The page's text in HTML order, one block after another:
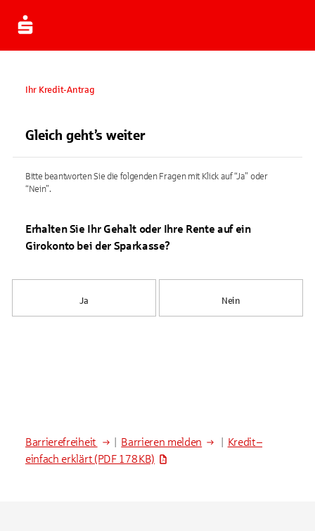
Ihr Kredit-Antrag
Gleich geht’s weiter
Bitte beantworten Sie die folgenden Fragen mit Klick auf “Ja” oder
“Nein”.
Erhalten Sie Ihr Gehalt oder Ihre Rente auf ein
Girokonto bei der Sparkasse?
Ja Nein
Barrierefreiheit Barrieren melden
Kredit –
einfach erklärt (PDF 178 KB)